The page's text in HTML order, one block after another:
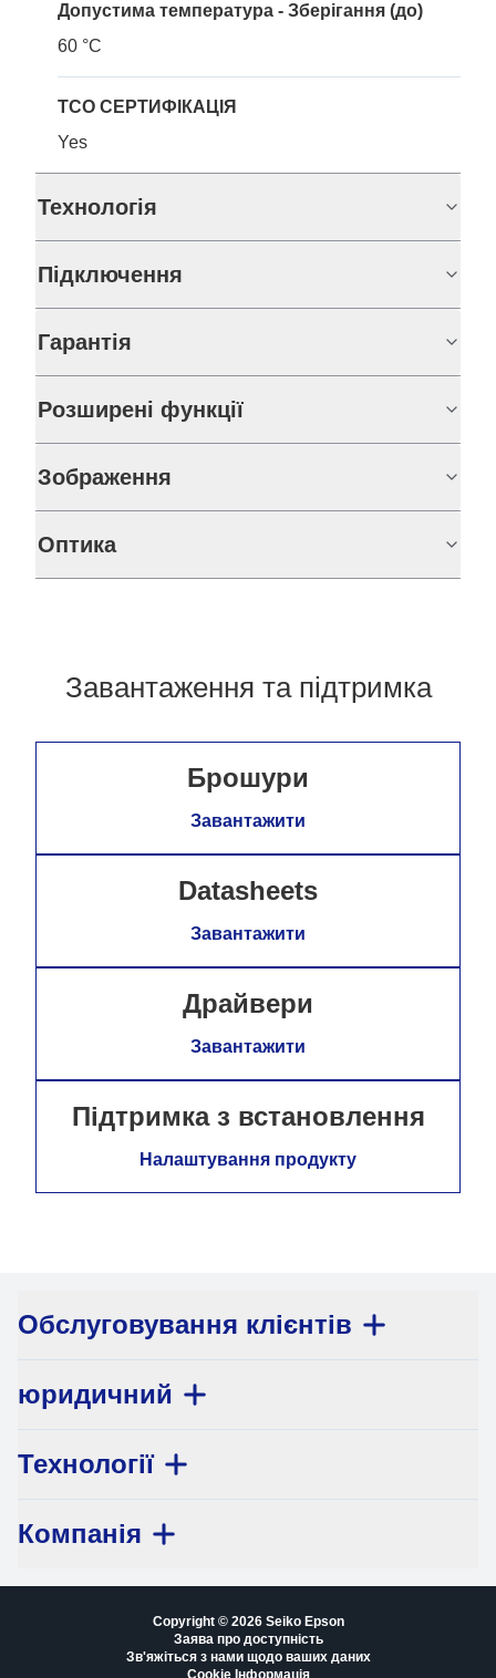
Допустима температура - Зберігання (до)
60 °C
TCO СЕРТИФІКАЦІЯ
Yes
Технологія
Підключення
Гарантія
Розширені функції
Зображення
Оптика
Завантаження та підтримка
Брошури
Завантажити
Datasheets
Завантажити
Драйвери
Завантажити
Підтримка з встановлення
Налаштування продукту
Обслуговування клієнтів
юридичний
Технології
Компанія
Copyright © 2026 Seiko Epson
Заява про доступність
Зв'яжіться з нами щодо ваших даних
Cookie Інформація